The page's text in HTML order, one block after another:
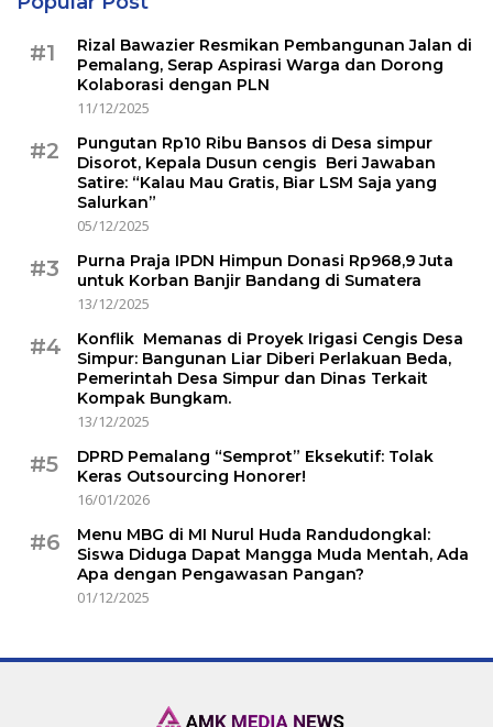
#1
Rizal Bawazier Resmikan Pembangunan Jalan di
Pemalang, Serap Aspirasi Warga dan Dorong
Kolaborasi dengan PLN
11/12/2025
#2
Pungutan Rp10 Ribu Bansos di Desa simpur
Disorot, Kepala Dusun cengis Beri Jawaban
Satire: “Kalau Mau Gratis, Biar LSM Saja yang
Salurkan”
05/12/2025
#3
Purna Praja IPDN Himpun Donasi Rp968,9 Juta
untuk Korban Banjir Bandang di Sumatera
13/12/2025
#4
Konflik Memanas di Proyek Irigasi Cengis Desa
Simpur: Bangunan Liar Diberi Perlakuan Beda,
Pemerintah Desa Simpur dan Dinas Terkait
Kompak Bungkam.
13/12/2025
#5
DPRD Pemalang “Semprot” Eksekutif: Tolak
Keras Outsourcing Honorer!
16/01/2026
#6
Menu MBG di MI Nurul Huda Randudongkal:
Siswa Diduga Dapat Mangga Muda Mentah, Ada
Apa dengan Pengawasan Pangan?
01/12/2025